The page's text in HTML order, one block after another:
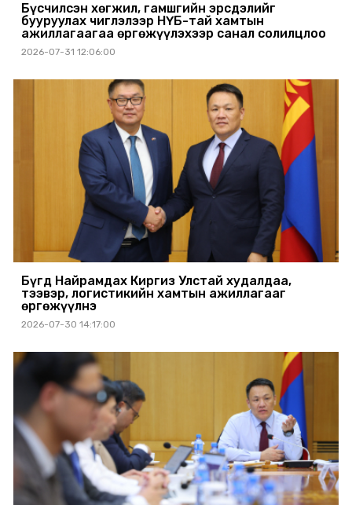
Бүсчилсэн хөгжил, гамшгийн эрсдэлийг
бууруулах чиглэлээр НҮБ-тай хамтын
ажиллагаагаа өргөжүүлэхээр санал солилцлоо
2026-07-31 12:06:00
Бүгд Найрамдах Киргиз Улстай худалдаа,
тээвэр, логистикийн хамтын ажиллагааг
өргөжүүлнэ
2026-07-30 14:17:00